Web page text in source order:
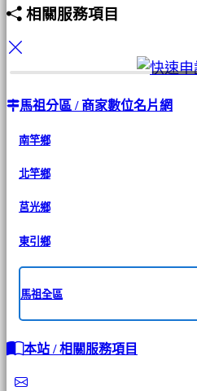
相關服務項目
馬祖分區 / 商家數位名片網
南竿鄉
北竿鄉
莒光鄉
東引鄉
馬祖全區
本站 / 相關服務項目